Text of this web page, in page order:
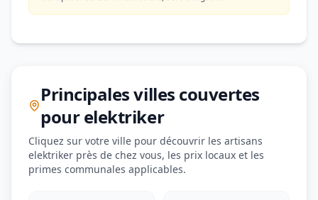
Principales villes couvertes
pour elektriker
Cliquez sur votre ville pour découvrir les artisans
elektriker près de chez vous, les prix locaux et les
primes communales applicables.